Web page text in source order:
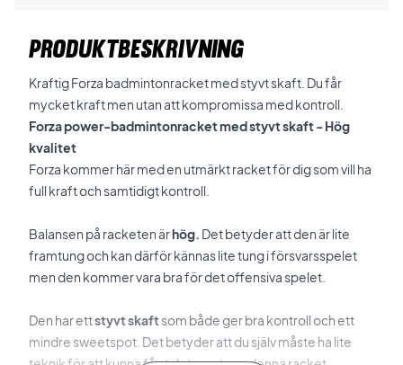
PRODUKTBESKRIVNING
Kraftig Forza badmintonracket med styvt skaft. Du får
mycket kraft men utan att kompromissa med kontroll.
Forza power-badmintonracket med styvt skaft - Hög
kvalitet
Forza kommer här med en utmärkt racket för dig som vill ha
full kraft och samtidigt kontroll.
Balansen på racketen ärhög. Det betyder att den är lite
framtung och kan därför kännas lite tung i försvarsspelet
men den kommer vara bra för det offensiva spelet.
Den har ettstyvt skaftsom både ger bra kontroll och ett
mindre sweetspot. Det betyder att du själv måste ha lite